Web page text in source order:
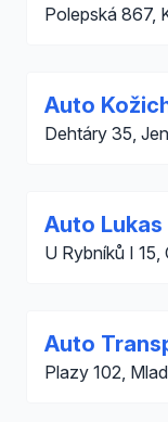
Polepská 867,
Auto
Dehtáry 35,
Auto Lukas
U Rybníků I 15,
Auto
Plazy 102,